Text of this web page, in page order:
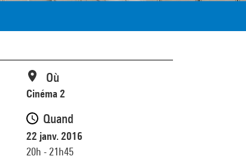
Où
Cinéma 2
Quand
22 janv. 2016
20h - 21h45